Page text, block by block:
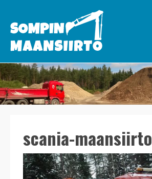
scania-maansiirto